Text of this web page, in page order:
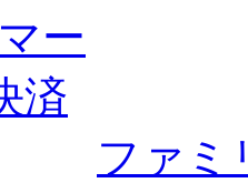
ファミ